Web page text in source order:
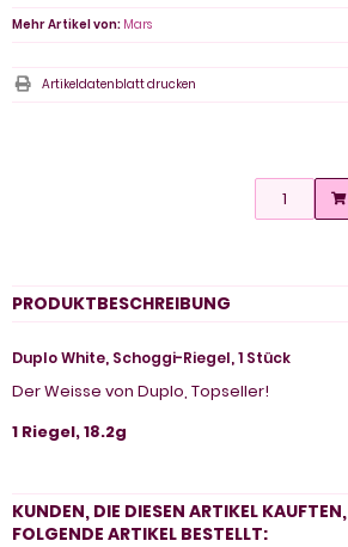
Mehr Artikel von: Mars
Artikeldatenblatt drucken
PRODUKTBESCHREIBUNG
Duplo White, Schoggi-Riegel, 1 Stück
Der Weisse von Duplo, Topseller!
1 Riegel, 18.2g
KUNDEN, DIE DIESEN ARTIKEL
FOLGENDE ARTIKEL BESTELLT: